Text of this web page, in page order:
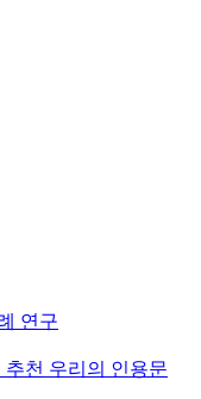
연구
추천 우리의 인용문